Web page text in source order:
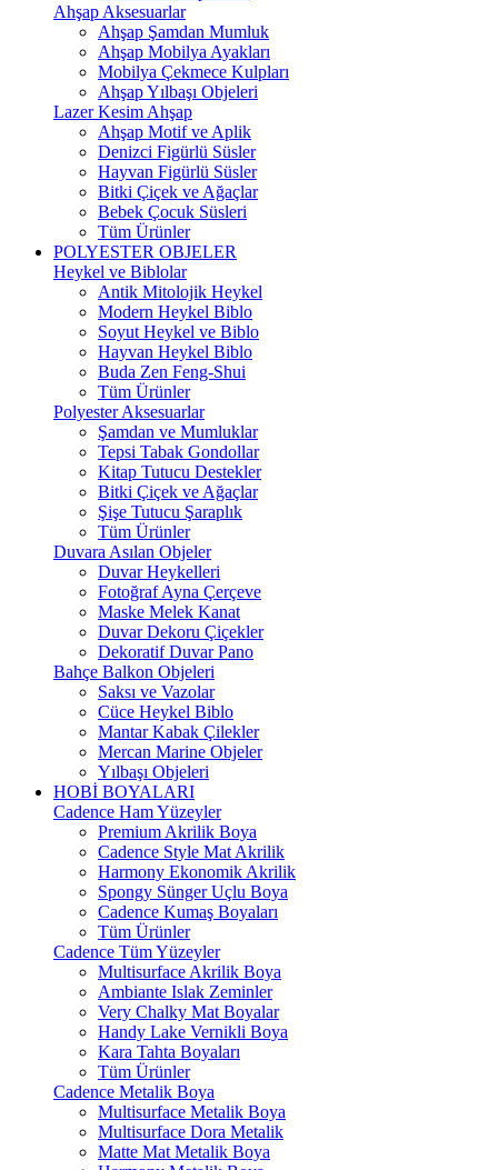
Ahşap Aksesuarlar
Ahşap Şamdan Mumluk
Ahşap Mobilya Ayakları
Mobilya Çekmece Kulpları
Ahşap Yılbaşı Objeleri
Lazer Kesim Ahşap
Ahşap Motif ve Aplik
Denizci Figürlü Süsler
Hayvan Figürlü Süsler
Bitki Çiçek ve Ağaçlar
Bebek Çocuk Süsleri
Tüm Ürünler
POLYESTER OBJELER
Heykel ve Biblolar
Antik Mitolojik Heykel
Modern Heykel Biblo
Soyut Heykel ve Biblo
Hayvan Heykel Biblo
Buda Zen Feng-Shui
Tüm Ürünler
Polyester Aksesuarlar
Şamdan ve Mumluklar
Tepsi Tabak Gondollar
Kitap Tutucu Destekler
Bitki Çiçek ve Ağaçlar
Şişe Tutucu Şaraplık
Tüm Ürünler
Duvara Asılan Objeler
Duvar Heykelleri
Fotoğraf Ayna Çerçeve
Maske Melek Kanat
Duvar Dekoru Çiçekler
Dekoratif Duvar Pano
Bahçe Balkon Objeleri
Saksı ve Vazolar
Cüce Heykel Biblo
Mantar Kabak Çilekler
Mercan Marine Objeler
Yılbaşı Objeleri
HOBİ BOYALARI
Cadence Ham Yüzeyler
Premium Akrilik Boya
Cadence Style Mat Akrilik
Harmony Ekonomik Akrilik
Spongy Sünger Uçlu Boya
Cadence Kumaş Boyaları
Tüm Ürünler
Cadence Tüm Yüzeyler
Multisurface Akrilik Boya
Ambiante Islak Zeminler
Very Chalky Mat Boyalar
Handy Lake Vernikli Boya
Kara Tahta Boyaları
Tüm Ürünler
Cadence Metalik Boya
Multisurface Metalik Boya
Multisurface Dora Metalik
Matte Mat Metalik Boya